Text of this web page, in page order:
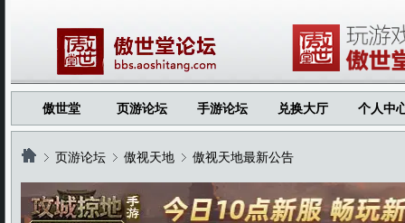
傲世堂 页游论坛 手游论坛 兑换大厅 个人中
页游论坛 傲视天地 傲视天地最新公告